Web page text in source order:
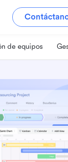
de equipos